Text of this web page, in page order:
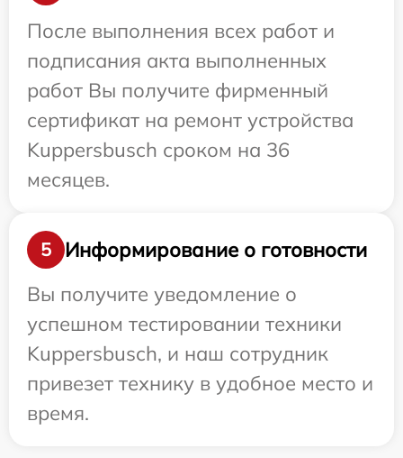
После выполнения всех работ и
подписания акта выполненных
работ Вы получите фирменный
сертификат на ремонт устройства
Kuppersbusch сроком на 36
месяцев.
5
Информирование о готовности
Вы получите уведомление о
успешном тестировании техники
Kuppersbusch, и наш сотрудник
привезет технику в удобное место и
время.